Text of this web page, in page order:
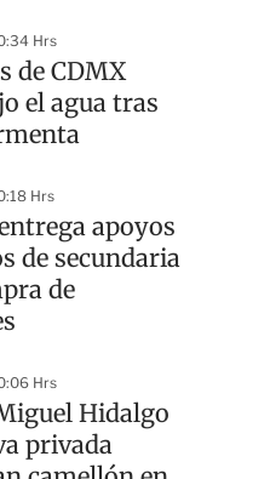
Hrs
de CDMX
el agua tras
Hrs
apoyos
de secundaria
de
Hrs
Hidalgo
privada